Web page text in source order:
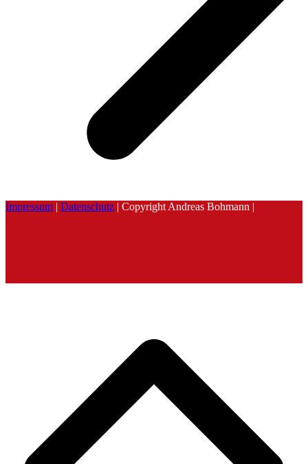
Impressum | Datenschutz | Copyright Andreas Bohmann |